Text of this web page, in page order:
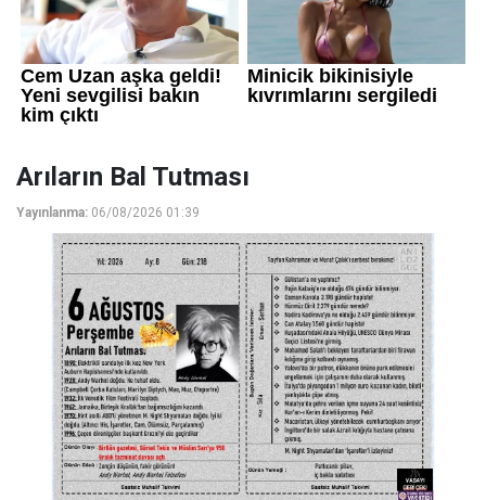
Arıların Bal Tutması
Yayınlanma: 06/08/2026 01:39